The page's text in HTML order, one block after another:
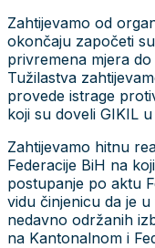
Zahtijevamo od
okončaju započeti
privremena mjera
Tužilastva
provede istrage
koji su doveli GIKIL
Zahtijevamo hitnu
Federacije BiH na
postupanje po aktu
vidu činjenicu da je
nedavno održanih
na Kantonalnom i